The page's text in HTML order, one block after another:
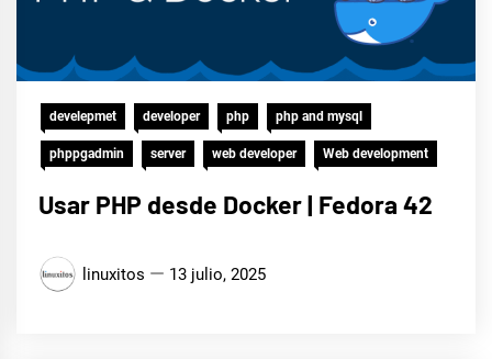
develepmet developer php php and mysql
phppgadmin server web developer Web development
Usar PHP desde Docker | Fedora 42
linuxitos 13 julio, 2025